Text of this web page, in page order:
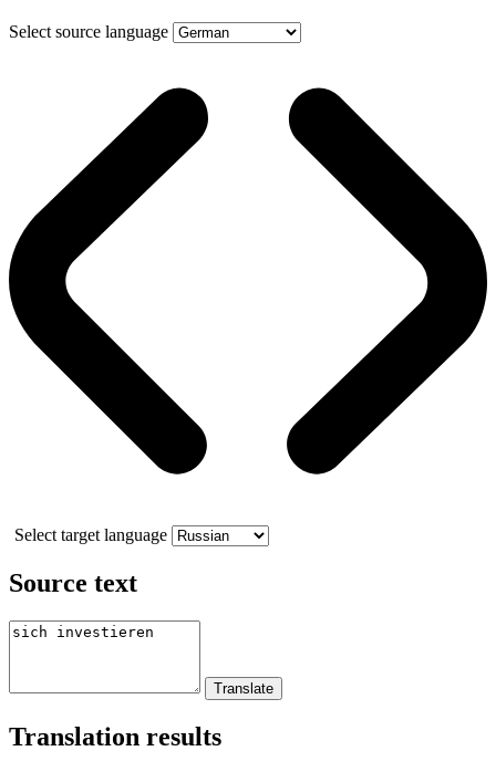
Select source language
Select target language
Source text
Translation results